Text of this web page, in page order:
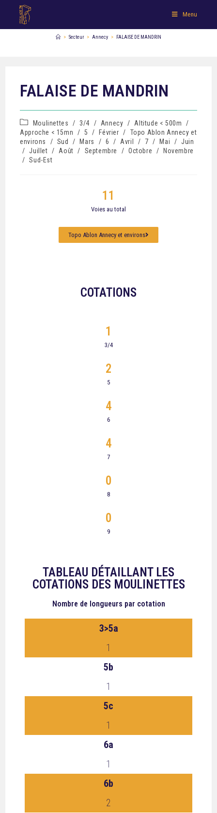
Menu
> Secteur > Annecy > FALAISE DE MANDRIN
FALAISE DE MANDRIN
Moulinettes / 3/4 / Annecy / Altitude < 500m
/
Approche < 15mn
/ 5 / Février /
Topo Ablon Annecy et
environs
/ Sud / Mars / 6 / Avril / 7 / Mai / Juin
/ Juillet / Août / Septembre / Octobre /
Novembre
/ Sud-Est
Voies au total
11
Topo Ablon Annecy et environs
COTATIONS
3/4
1
5
2
6
4
7
4
8
0
9
0
TABLEAU DÉTAILLANT LES
COTATIONS DES MOULINETTES
Nombre de longueurs par cotation
3>5a
1
5b
1
5c
1
6a
1
6b
2